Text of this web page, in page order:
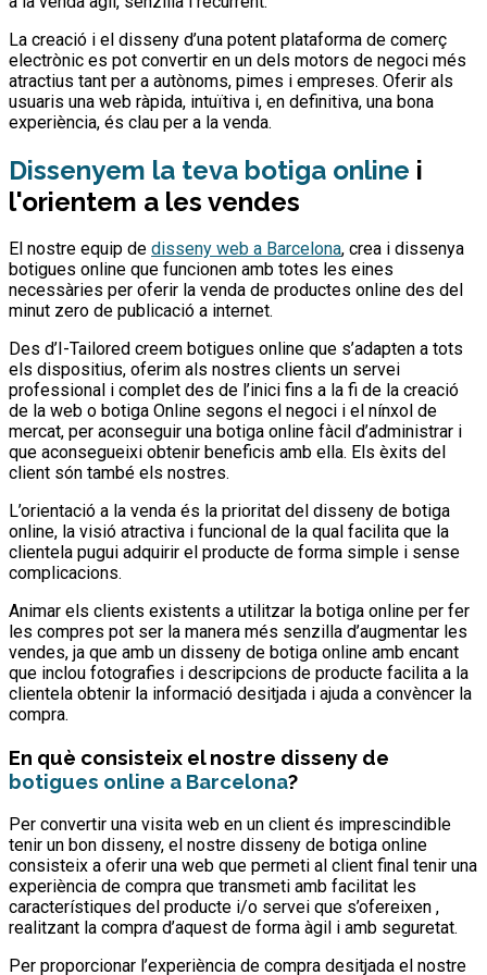
La creació i el disseny d’una potent plataforma de comerç
electrònic es pot convertir en un dels motors de negoci més
atractius tant per a autònoms, pimes i empreses. Oferir als
usuaris una web ràpida, intuïtiva i, en definitiva, una bona
experiència, és clau per a la venda.
Dissenyem la teva botiga online i
l'orientem a les vendes
El nostre equip de disseny web a Barcelona, ​​crea i dissenya
botigues online que funcionen amb totes les eines
necessàries per oferir la venda de productes online des del
minut zero de publicació a internet.
Des d’I-Tailored creem botigues online que s’adapten a tots
els dispositius, oferim als nostres clients un servei
professional i complet des de l’inici fins a la fi de la creació
de la web o botiga Online segons el negoci i el nínxol de
mercat, per aconseguir una botiga online fàcil d’administrar i
que aconsegueixi obtenir beneficis amb ella. Els èxits del
client són també els nostres.
L’orientació a la venda és la prioritat del disseny de botiga
online, la visió atractiva i funcional de la qual facilita que la
clientela pugui adquirir el producte de forma simple i sense
complicacions.
Animar els clients existents a utilitzar la botiga online per fer
les compres pot ser la manera més senzilla d’augmentar les
vendes, ja que amb un disseny de botiga online amb encant
que inclou fotografies i descripcions de producte facilita a la
clientela obtenir la informació desitjada i ajuda a convèncer la
compra.
En què consisteix el nostre disseny de
botigues online a Barcelona?
Per convertir una visita web en un client és imprescindible
tenir un bon disseny, el nostre disseny de botiga online
consisteix a oferir una web que permeti al client final tenir una
experiència de compra que transmeti amb facilitat les
característiques del producte i/o servei que s’ofereixen ,
realitzant la compra d’aquest de forma àgil i amb seguretat.
Per proporcionar l’experiència de compra desitjada el nostre